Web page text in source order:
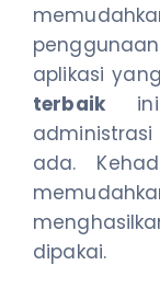
aplikasi
terbaikini
ada.
dipakai.